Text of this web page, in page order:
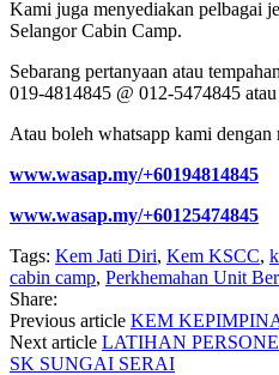
Kami juga menyediakan pelbagai
Selangor Cabin Camp.
Sebarang pertanyaan atau
019-4814845 @ 012-5474845
Atau boleh whatsapp kami
www.wasap.my/+60194814845
www.wasap.my/+60125474845
Tags: Kem Jati Diri, Kem KSCC,
cabin camp, Perkhemahan Unit
Share:
Previous article KEM
Next article LATIHAN
SK SUNGAI SERAI